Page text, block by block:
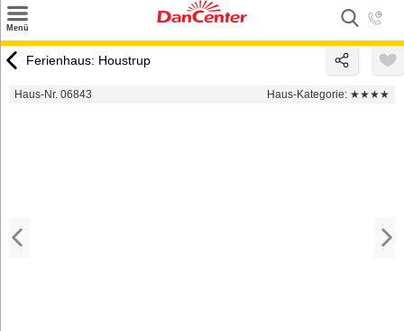
Menü
Urlaubsziele
Ferienhaus: Houstrup
Haus-Nr. 06843 Haus-Kategorie: ★★★★